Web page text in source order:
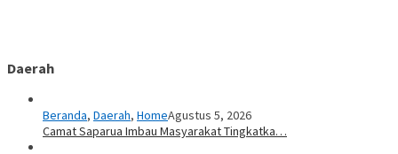
Daerah
Beranda, Daerah, HomeAgustus 5, 2026
Camat Saparua Imbau Masyarakat Tingkatka…